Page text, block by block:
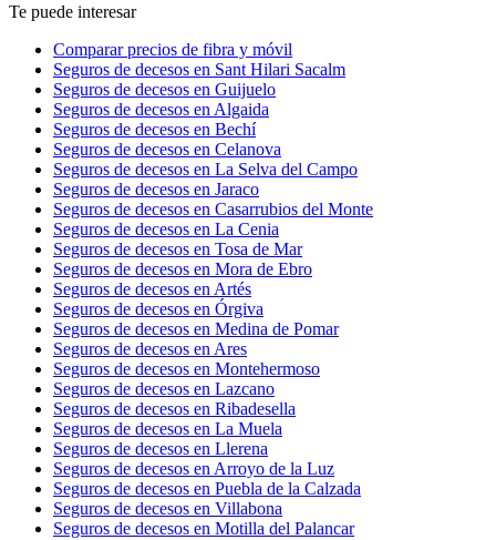
Te puede interesar
Comparar precios de fibra y móvil
Seguros de decesos en Sant Hilari Sacalm
Seguros de decesos en Guijuelo
Seguros de decesos en Algaida
Seguros de decesos en Bechí
Seguros de decesos en Celanova
Seguros de decesos en La Selva del Campo
Seguros de decesos en Jaraco
Seguros de decesos en Casarrubios del Monte
Seguros de decesos en La Cenia
Seguros de decesos en Tosa de Mar
Seguros de decesos en Mora de Ebro
Seguros de decesos en Artés
Seguros de decesos en Órgiva
Seguros de decesos en Medina de Pomar
Seguros de decesos en Ares
Seguros de decesos en Montehermoso
Seguros de decesos en Lazcano
Seguros de decesos en Ribadesella
Seguros de decesos en La Muela
Seguros de decesos en Llerena
Seguros de decesos en Arroyo de la Luz
Seguros de decesos en Puebla de la Calzada
Seguros de decesos en Villabona
Seguros de decesos en Motilla del Palancar